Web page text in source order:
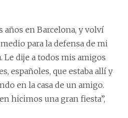
años en Barcelona, y volví
para la defensa de mi
Le dije a todos mis amigos
españoles, que estaba allí y
en la casa de un amigo.
hicimos una gran fiesta”,